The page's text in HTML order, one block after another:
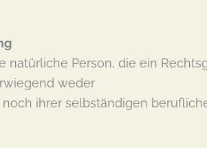
natürliche Person, die ein
weder
ihrer selbständigen